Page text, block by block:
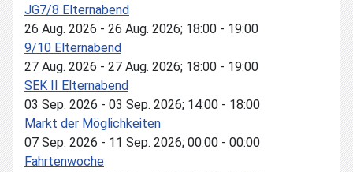
JG7/8 Elternabend
26 Aug. 2026 - 26 Aug. 2026; 18:00 - 19:00
9/10 Elternabend
27 Aug. 2026 - 27 Aug. 2026; 18:00 - 19:00
SEK II Elternabend
03 Sep. 2026 - 03 Sep. 2026; 14:00 - 18:00
Markt der Möglichkeiten
07 Sep. 2026 - 11 Sep. 2026; 00:00 - 00:00
Fahrtenwoche